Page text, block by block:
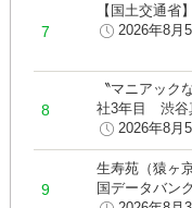
【国土交通省
2026年8月
〝マニアック
社3年目 渋谷
2026年8月
生寿苑（猿ヶ
国データバン